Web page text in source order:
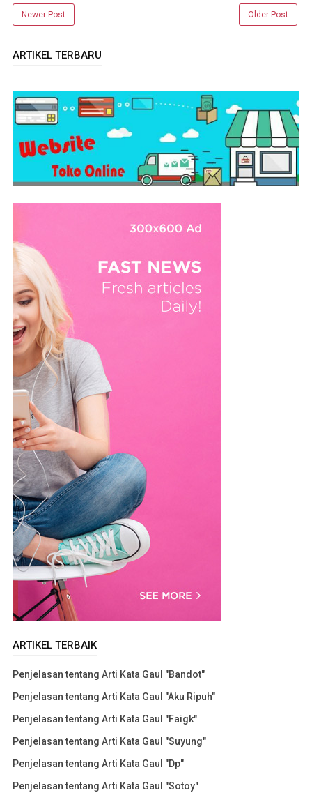
Newer Post Older Post
ARTIKEL TERBARU
ARTIKEL TERBAIK
Penjelasan tentang Arti Kata Gaul "Bandot"
Penjelasan tentang Arti Kata Gaul "Aku Ripuh"
Penjelasan tentang Arti Kata Gaul "Faigk"
Penjelasan tentang Arti Kata Gaul "Suyung"
Penjelasan tentang Arti Kata Gaul "Dp"
Penjelasan tentang Arti Kata Gaul "Sotoy"